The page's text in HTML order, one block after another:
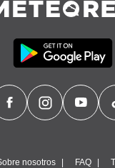
socios
en un dispositivo
limitados para
la publicidad
el contenido, uso
personalizado,
datos procedentes de
nosotros FAQ